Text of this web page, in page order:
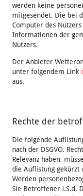
werden keine
mitgesendet. Die bei
Computer des
Informationen der
Nutzers.
Der Anbieter
unter folgendem Link
aus.
Rechte der
Die folgende
nach der DSGVO.
Relevanz haben,
die Auflistung gekürzt
Werden
Sie Betroffener i.S.d.